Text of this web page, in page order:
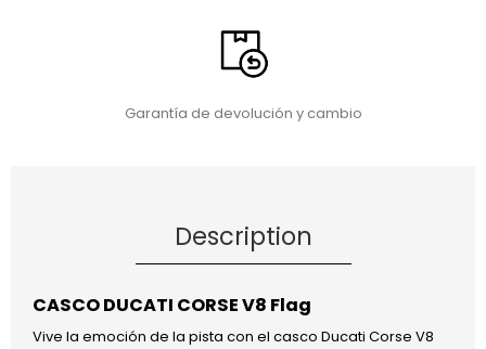
Garantía de devolución y cambio
Description
CASCO DUCATI CORSE V8 Flag
Vive la emoción de la pista con el casco Ducati Corse V8